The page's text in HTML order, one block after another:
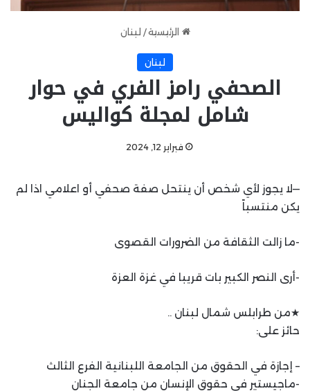
الرئيسية / لبنان
لبنان
الصحفي رامز الفري في حوار
شامل لمجلة كواليس
فبراير 12, 2024
—لا يجوز لأي شخص أن ينتحل صفة صحفي أو اعلامي اذا لم
يكن منتسباً
-ما زالت الثقافة من الضرورات القصوى
-أرى النصر الكبير بات قريبا في غزة العزة
★من طرابلس شمال لبنان ..
حائز على:
– إجازة في الحقوق من الجامعة اللبنانية الفرع الثالث
-ماجيستير في حقوق الإنسان من جامعة الجنان